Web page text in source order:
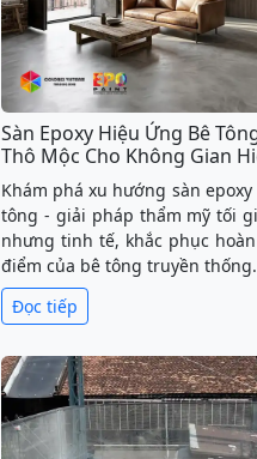
Sàn Epoxy Hiệu Ứng Bê
Thô Mộc Cho Không Gian
Khám phá xu hướng sàn
tông - giải pháp thẩm mỹ tối
nhưng tinh tế, khắc phục
điểm của bê tông truyền thống.
Đọc tiếp